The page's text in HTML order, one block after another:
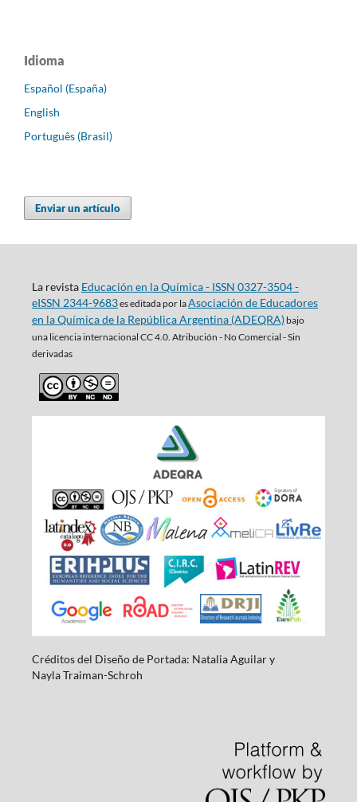
Idioma
Español (España)
English
Português (Brasil)
Enviar un artículo
La revista Educación en la Química - ISSN 0327-3504 -
eISSN 2344-9683es editada por laAsociación de Educadores
en la Química de la República Argentina (ADEQRA)bajo
una licencia internacional CC 4.0. Atribución - No Comercial - Sin
derivadas
Créditos del Diseño de Portada: Natalia Aguilar y
NaylaTraiman-Schroh